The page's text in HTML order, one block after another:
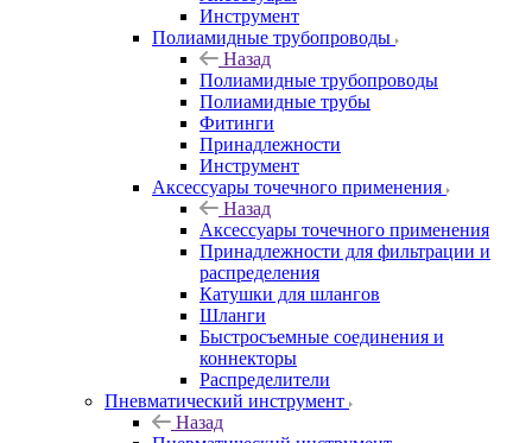
Инструмент
Полиамидные трубопроводы
Назад
Полиамидные трубопроводы
Полиамидные трубы
Фитинги
Принадлежности
Инструмент
Аксессуары точечного применения
Назад
Аксессуары точечного применения
Принадлежности для фильтрации и
распределения
Катушки для шлангов
Шланги
Быстросъемные соединения и
коннекторы
Распределители
Пневматический инструмент
Назад